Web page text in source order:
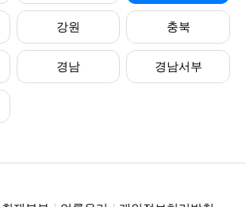
강원 충북
경남 경남서부